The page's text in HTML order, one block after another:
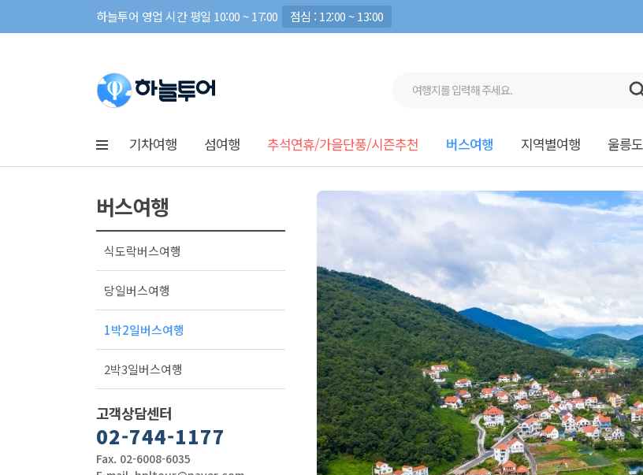
하늘투어 영업 시간 평일 10:00 ~ 17:00 점심 : 12:00 ~ 13:00
기차여행 섬여행 추석연휴/가을단풍/시즌추천 버스여행 지역별여행 울릉
버스여행
식도락버스여행
당일버스여행
1박2일버스여행
2박3일버스여행
고객상담센터
02-744-1177
Fax. 02-6008-6035